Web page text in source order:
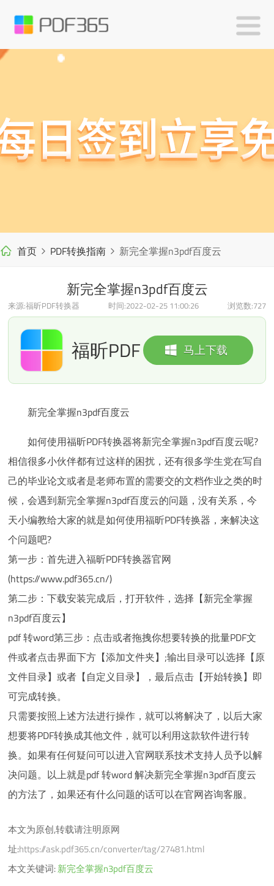
首页 PDF转换指南 新完全掌握n3pdf百度云
新完全掌握n3pdf百度云
来源:福昕PDF转换器 时间:2022-02-25 11:00:26 浏览数:727
马上下载
福昕PDF
转换器
新完全掌握n3pdf百度云
如何使用福昕PDF转换器将新完全掌握n3pdf百度云呢?
相信很多小伙伴都有过这样的困扰，还有很多学生党在写自
己的毕业论文或者是老师布置的需要交的文档作业之类的时
候，会遇到新完全掌握n3pdf百度云的问题，没有关系，今
天小编教给大家的就是如何使用福昕PDF转换器，来解决这
个问题吧?
第一步：首先进入福昕PDF转换器官网
(https://www.pdf365.cn/)
第二步：下载安装完成后，打开软件，选择【新完全掌握
n3pdf百度云】
pdf 转word第三步：点击或者拖拽你想要转换的批量PDF文
件或者点击界面下方【添加文件夹】;输出目录可以选择【原
文件目录】或者【自定义目录】，最后点击【开始转换】即
可完成转换。
只需要按照上述方法进行操作，就可以将解决了，以后大家
想要将PDF转换成其他文件，就可以利用这款软件进行转
换。如果有任何疑问可以进入官网联系技术支持人员予以解
决问题。以上就是pdf 转word 解决新完全掌握n3pdf百度云
的方法了，如果还有什么问题的话可以在官网咨询客服。
本文为原创,转载请注明原网
址:https://ask.pdf365.cn/converter/tag/27481.html
本文关键词:新完全掌握n3pdf百度云